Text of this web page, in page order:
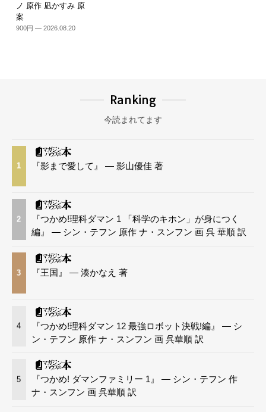
ノ 原作 凪かすみ 原
案
900円 — 2026.08.20
Ranking
今読まれてます
1 『影まで愛して』 — 影山優佳 著
2
『つかめ!理科ダマン 1 「科学のキホン」が身につく
編』 — シン・テフン 原作 ナ・スンフン 画 呉 華順 訳
3 『王国』 — 湊かなえ 著
4
『つかめ!理科ダマン 12 最強ロボット決戦!編』 — シ
ン・テフン 原作 ナ・スンフン 画 呉華順 訳
5
『つかめ! ダマンファミリー 1』 — シン・テフン 作
ナ・スンフン 画 呉華順 訳